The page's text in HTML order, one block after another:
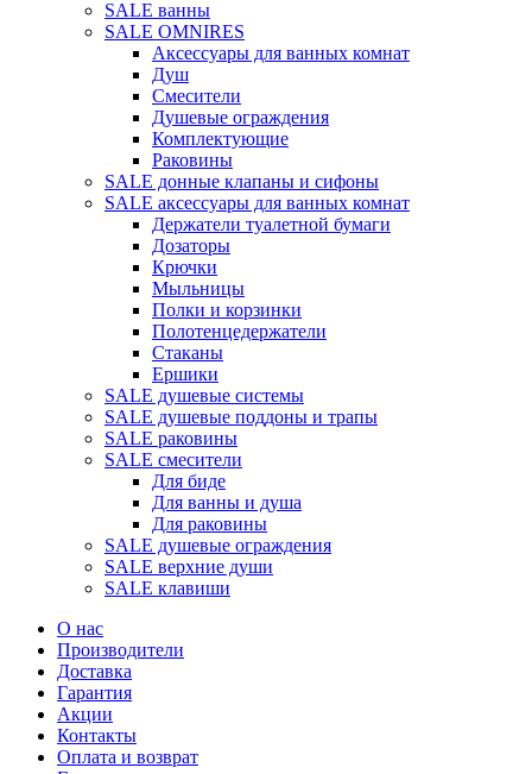
SALE ванны
SALE OMNIRES
Аксессуары для ванных комнат
Душ
Смесители
Душевые ограждения
Комплектующие
Раковины
SALE донные клапаны и сифоны
SALE аксессуары для ванных комнат
Держатели туалетной бумаги
Дозаторы
Крючки
Мыльницы
Полки и корзинки
Полотенцедержатели
Стаканы
Ершики
SALE душевые системы
SALE душевые поддоны и трапы
SALE раковины
SALE смесители
Для биде
Для ванны и душа
Для раковины
SALE душевые ограждения
SALE верхние души
SALE клавиши
О нас
Производители
Доставка
Гарантия
Акции
Контакты
Оплата и возврат